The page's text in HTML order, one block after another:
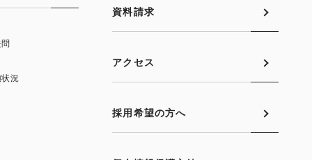
況
資料請求
アクセス
採用希望の方へ